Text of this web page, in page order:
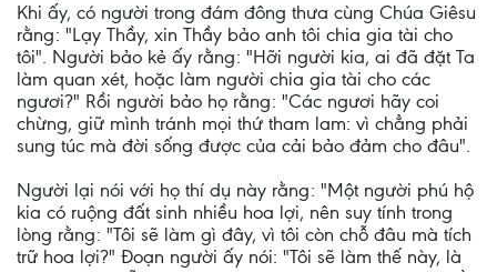
Khi ấy, có người trong đám đông thưa cùng Chúa Giêsu
rằng: "Lạy Thầy, xin Thầy bảo anh tôi chia gia tài cho
tôi". Người bảo kẻ ấy rằng: "Hỡi người kia, ai đã đặt Ta
làm quan xét, hoặc làm người chia gia tài cho các
ngươi?" Rồi người bảo họ rằng: "Các ngươi hãy coi
chừng, giữ mình tránh mọi thứ tham lam: vì chẳng phải
sung túc mà đời sống được của cải bảo đảm cho đâu".
Người lại nói với họ thí dụ này rằng: "Một người phú hộ
kia có ruộng đất sinh nhiều hoa lợi, nên suy tính trong
lòng rằng: "Tôi sẽ làm gì đây, vì tôi còn chỗ đâu mà tích
trữ hoa lợi?" Ðoạn người ấy nói: "Tôi sẽ làm thế này, là